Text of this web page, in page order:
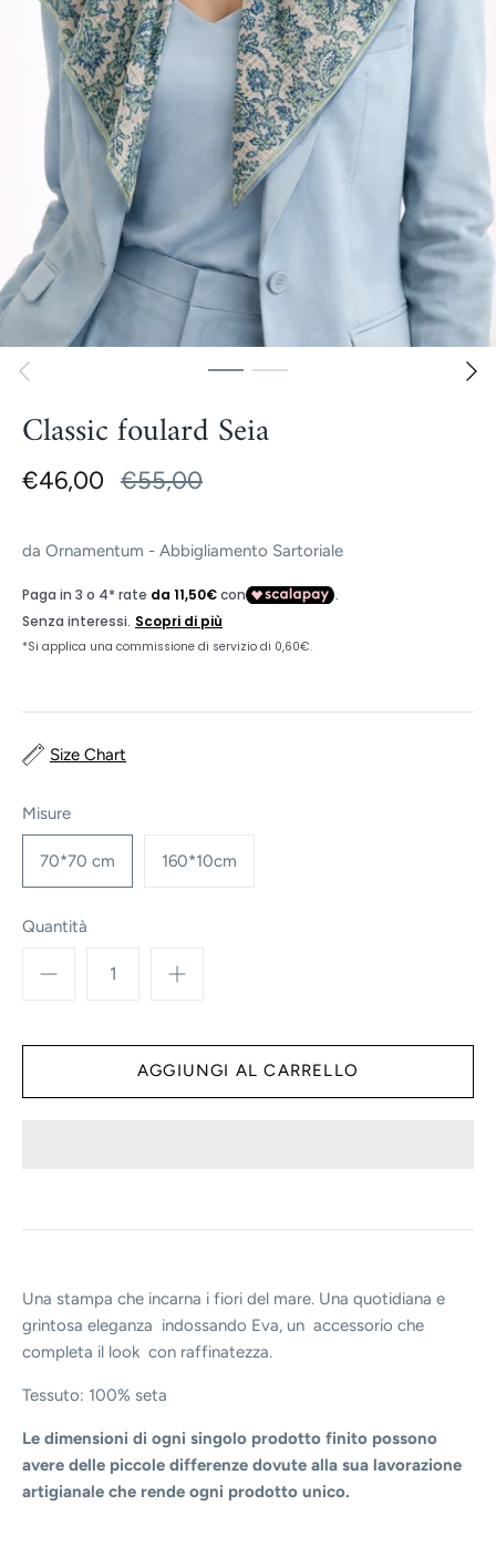
Classic foulard Seia
€46,00 €55,00
da Ornamentum - Abbigliamento Sartoriale
Size Chart
Misure
70*70 cm 160*10cm
Quantità
Una stampa che incarna i fiori del mare. Una quotidiana e
grintosa eleganza indossando Eva, un accessorio che
completa il look con raffinatezza.
Tessuto: 100% seta
Le dimensioni di ogni singolo prodotto finito possono
avere delle piccole differenze dovute alla sua lavorazione
artigianale che rende ogni prodotto unico.